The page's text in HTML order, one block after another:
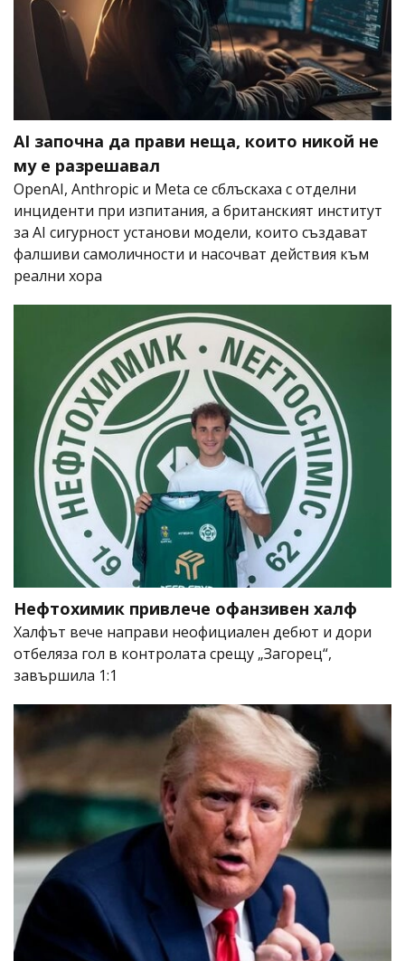
AI започна да прави неща, които никой не
му е разрешавал
OpenAI, Anthropic и Meta се сблъскаха с отделни
инциденти при изпитания, а британският институт
за AI сигурност установи модели, които създават
фалшиви самоличности и насочват действия към
реални хора
Нефтохимик привлече офанзивен халф
Халфът вече направи неофициален дебют и дори
отбеляза гол в контролата срещу „Загорец“,
завършила 1:1